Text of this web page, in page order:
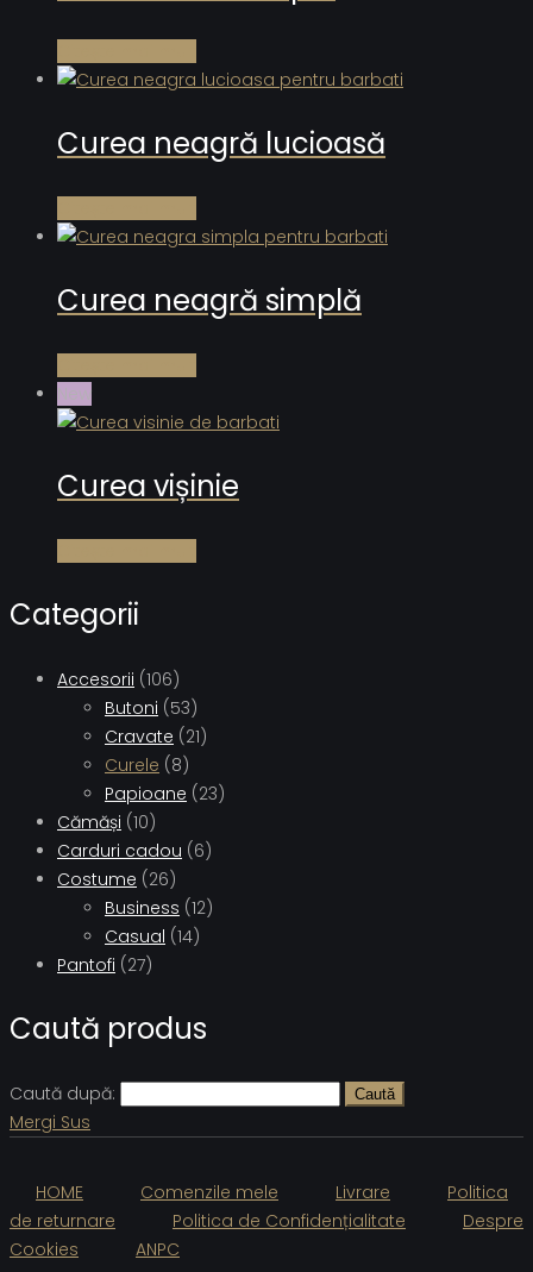
Curea neagră lucioasă
Curea neagră simplă
Curea vișinie
Categorii
Accesorii (106)
Butoni (53)
Cravate (21)
Curele (8)
Papioane (23)
Cămăși (10)
Carduri cadou (6)
Costume (26)
Business (12)
Casual (14)
Pantofi (27)
Caută produs
Caută după: Caută
Mergi Sus
HOME Comenzile mele Livrare
Politica
de returnare
Politica de Confidențialitate
Despre
Cookies
ANPC